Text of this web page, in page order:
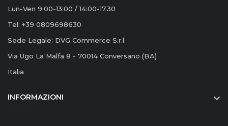
Lun-Ven 9:00-13:00 / 14:00-17.30
Tel: +39 0809698630
Sede Legale: DVG Commerce S.r.l.
Via Ugo La Malfa 8 - 70014 Conversano (BA)
Italia
INFORMAZIONI 